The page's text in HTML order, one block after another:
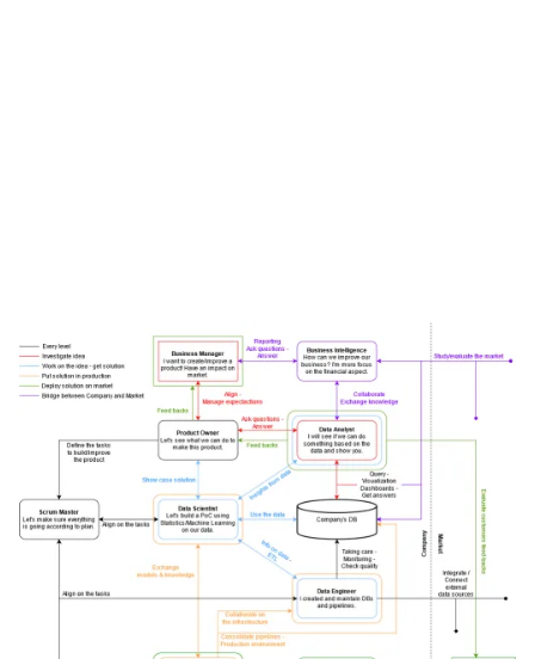
Lors de la création d'un outil de plateforme, il est
nécessaire de disposer d'histoires et de tâches
disponibles. Les Scrum Masters veillent à ce que
chaque membre de l’équipe soit informé et aligné
sur celles-ci. En collaboration avec le product
owner (et le reste de l’équipe), ils définissent les
tâches et les organisent en créant une feuille de
route. Ils vérifient et précisent également les
tâches nécessaires à la construction du produit.
Des tâches comme s'assurer que tout le monde